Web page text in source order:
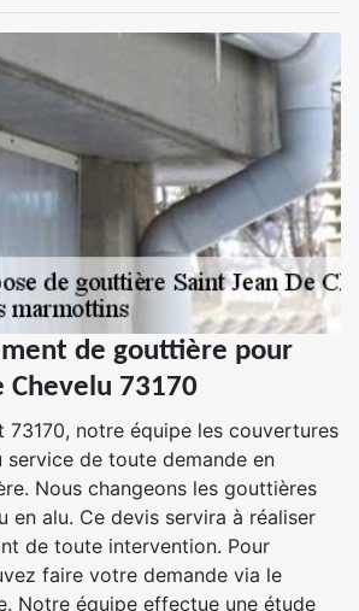
de gouttière pour
Chevelu 73170
73170, notre équipe les couvertures
service de toute demande en
Nous changeons les gouttières
en alu. Ce devis servira à réaliser
de toute intervention. Pour
faire votre demande via le
Notre équipe effectue une étude